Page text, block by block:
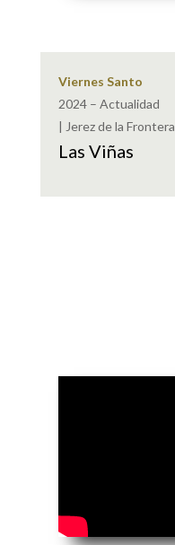
Viernes Santo
2024 – Actualidad
| Jerez de la Frontera
Las Viñas